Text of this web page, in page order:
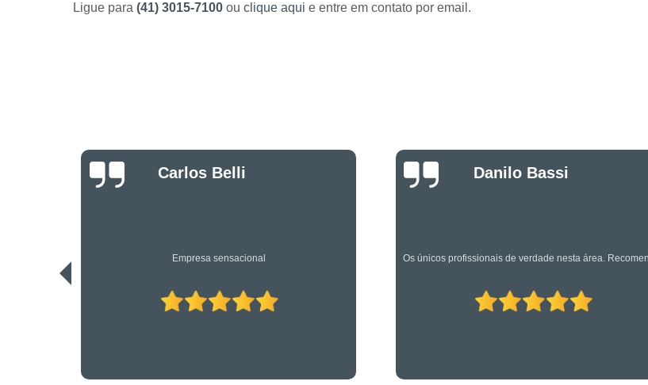
Ligue para (41) 3015-7100 ou clique aqui e entre em contato por email.
Danilo Bassi
Os únicos profissionais de verdade nesta área. Recomendo.
Luciano Rueda
Oliveira
Os caras são bons mesmo! Profissionais de primeira!